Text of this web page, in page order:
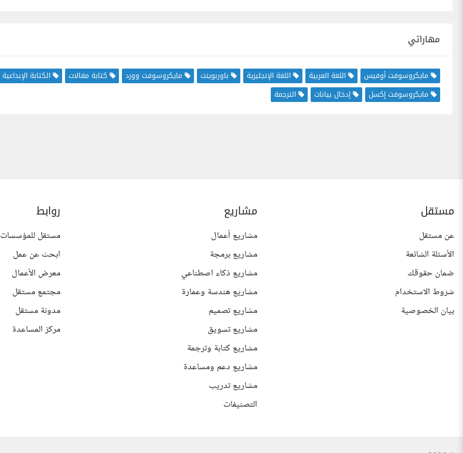
مهاراتي
مايكروسوفت أوفيس اللغة العربية اللغة الإنجليزية باوربوينت مايكروسوفت وورد كتابة مقالات
الكتابة الإبداعية
مايكروسوفت إكسل
إدخال بيانات الترجمة
مستقل
عن مستقل
الأسئلة الشائعة
ضمان حقوقك
شروط الاستخدام
بيان الخصوصية
مشاريع
مشاريع أعمال
مشاريع برمجة
مشاريع ذكاء اصطناعي
مشاريع هندسة وعمارة
مشاريع تصميم
مشاريع تسويق
مشاريع كتابة وترجمة
مشاريع دعم ومساعدة
مشاريع تدريب
التصنيفات
روابط
مستقل للمؤسسات
ابحث عن عمل
معرض الأعمال
مجتمع مستقل
مدونة مستقل
مركز المساعدة